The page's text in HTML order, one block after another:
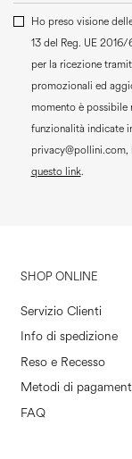
Ho preso visione
13 del Reg. UE
per la ricezione
promozionali ed
momento è possibile
funzionalità indicate
questo link.
SHOP ONLINE
Servizio Clienti
Info di spedizione
Reso e Recesso
Metodi di
FAQ